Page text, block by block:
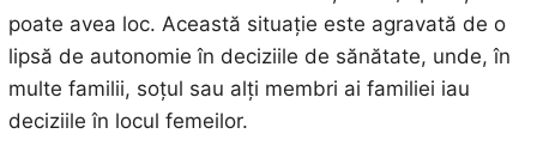
poate avea loc. Această situație este agravată de o
lipsă de autonomie în deciziile de sănătate, unde, în
multe familii, soțul sau alți membri ai familiei iau
deciziile în locul femeilor.